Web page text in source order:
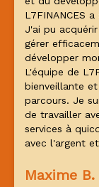
L7FINANCES
J'ai pu
gérer
développer
L'équipe de
bienveillante
parcours. Je
de travailler
services à
avec l'argent
Maxime B.